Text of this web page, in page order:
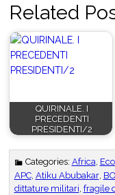
Related
QUIRINALE. I
PRECEDENTI
PRESIDENTI/2
Categories: Africa
APC, Atiku Abubakar,
dittature militari fragile